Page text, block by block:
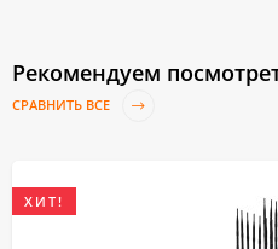
Рекомендуем
СРАВНИТЬ ВСЕ
ХИТ!